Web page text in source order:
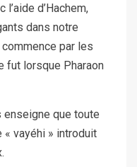
d’Hachem,
dans notre
commence par les
fut lorsque Pharaon
enseigne que toute
« vayéhi » introduit